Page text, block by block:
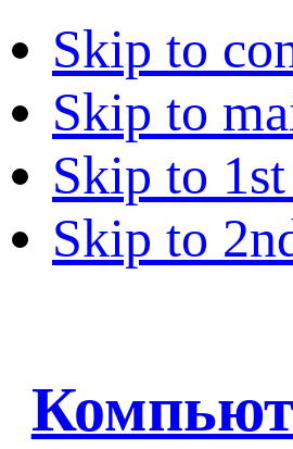
Skip to
Skip to
Skip to
Skip to